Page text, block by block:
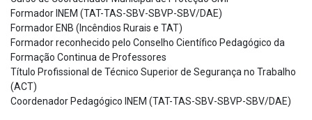
Formador INEM (TAT-TAS-SBV-SBVP-SBV/DAE)
Formador ENB (Incêndios Rurais e TAT)
Formador reconhecido pelo Conselho Científico Pedagógico da
Formação Continua de Professores
Título Profissional de Técnico Superior de Segurança no Trabalho
(ACT)
Coordenador Pedagógico INEM (TAT-TAS-SBV-SBVP-SBV/DAE)